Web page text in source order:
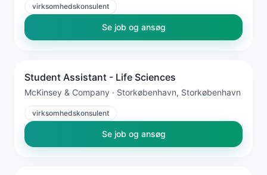
virksomhedskonsulent
Se job og ansøg
Student Assistant - Life Sciences
McKinsey & Company · Storkøbenhavn, Storkøbenhavn
virksomhedskonsulent
Se job og ansøg